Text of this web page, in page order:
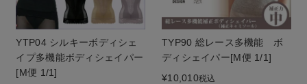
YTP04 シルキーボディシェ
イプ多機能ボディシェイパー
[M便 1/1]
TYP90 総レース多機能 ボ
ディシェイパー[M便 1/1]
¥10,010税込